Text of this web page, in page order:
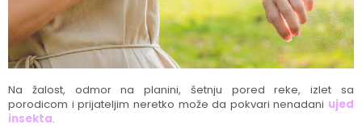
Na žalost, odmor na planini, šetnju pored reke, izlet sa
porodicom i prijateljim neretko može da pokvari nenadani ujed
insekta.